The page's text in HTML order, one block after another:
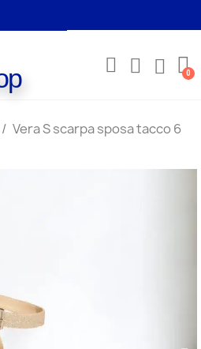
Vera S scarpa sposa tacco 6